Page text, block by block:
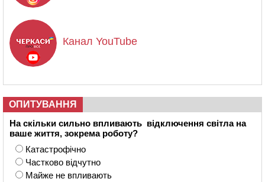
Канал YouTube
ОПИТУВАННЯ
На скільки сильно впливають відключення світла на
ваше життя, зокрема роботу?
Катастрофічно
Частково відчутно
Майже не впливають